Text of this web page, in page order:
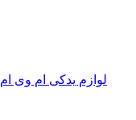
لوازم یدکی ام وی ام